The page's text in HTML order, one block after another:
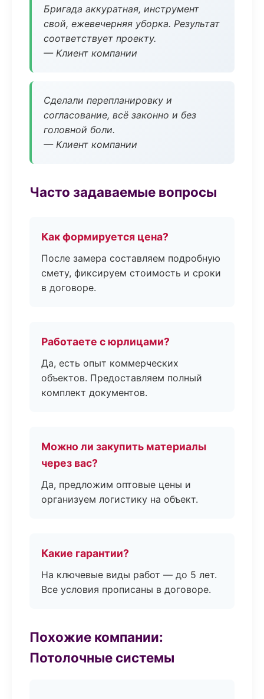
Бригада аккуратная, инструмент
свой, ежевечерняя уборка. Результат
соответствует проекту.
— Клиент компании
Сделали перепланировку и
согласование, всё законно и без
головной боли.
— Клиент компании
Часто задаваемые вопросы
Как формируется цена?
После замера составляем подробную
смету, фиксируем стоимость и сроки
в договоре.
Работаете с юрлицами?
Да, есть опыт коммерческих
объектов. Предоставляем полный
комплект документов.
Можно ли закупить материалы
через вас?
Да, предложим оптовые цены и
организуем логистику на объект.
Какие гарантии?
На ключевые виды работ — до 5 лет.
Все условия прописаны в договоре.
Похожие компании:
Потолочные системы